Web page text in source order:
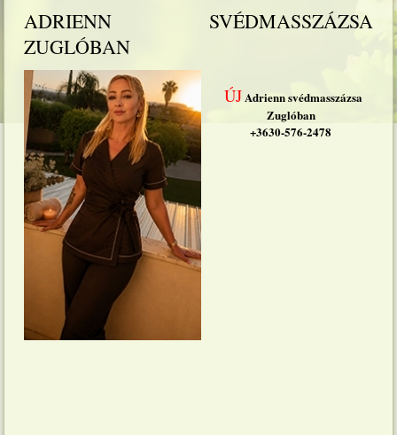
ADRIENN SVÉDMASSZÁZSA
ZUGLÓBAN
ÚJ Adrienn svédmasszázsa
Zuglóban
+3630-576-2478